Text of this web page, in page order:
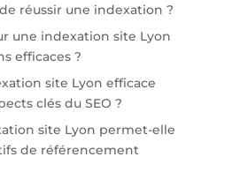
réussir une indexation ?
une indexation site Lyon
efficaces ?
site Lyon efficace
clés du SEO ?
site Lyon permet-elle
de référencement